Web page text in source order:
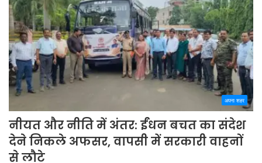
अपना शहर
नीयत और नीति में अंतर: ईंधन बचत का संदेश
देने निकले अफसर, वापसी में सरकारी वाहनों
से लौटे